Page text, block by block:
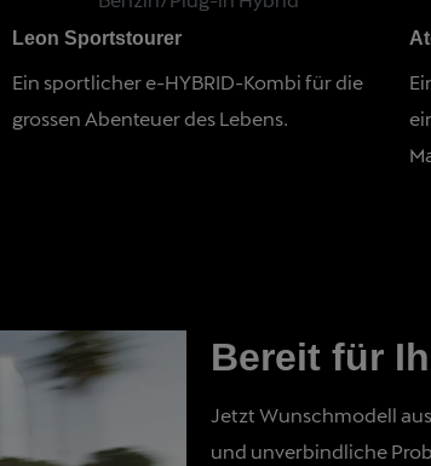
Leon Sportstourer
Ein sportlicher e-HYBRID-Kombi für die
grossen Abenteuer des Lebens.
Bereit für
Jetzt Wunschmodell
und unverbindliche